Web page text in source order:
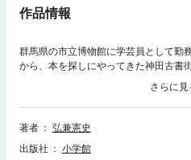
作品情報
群馬県の市立博物館に学芸員として勤
から、本を探しにやってきた神田古書
築家、北村修一と知り合う。友達のア
合が悪いと断わられ、やむなく鎌倉に
で一緒に食事をしたりと、みゆきは同
じはじめていた。だが北村の家で飲み
まう。しばらくして、みゆきに北村か
著者
弘兼憲史
出版社
小学館